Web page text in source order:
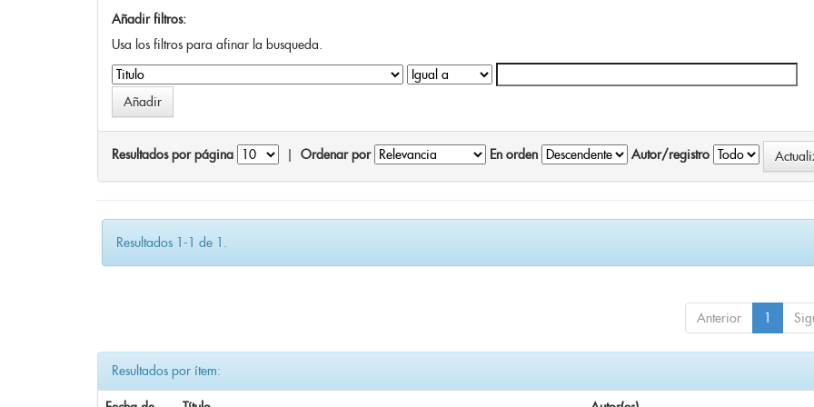
Añadir filtros:
Usa los filtros para afinar la busqueda.
Resultados por página Ordenar por En orden Autor/registro
Resultados 1-1 de 1.
Anterior 1
Resultados por ítem: